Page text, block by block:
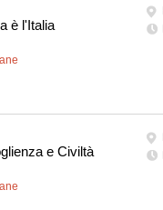
è l'Italia
e Civiltà